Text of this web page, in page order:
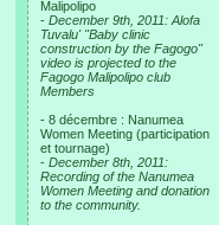
Malipolipo
- December 9th, 2011: Alofa
Tuvalu' "Baby clinic
construction by the Fagogo"
video is projected to the
Fagogo Malipolipo club
Members
- 8 décembre : Nanumea
Women Meeting (participation
et tournage)
- December 8th, 2011:
Recording of the Nanumea
Women Meeting and donation
to the community.